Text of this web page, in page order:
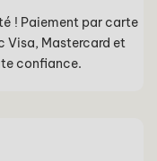
! Paiement par carte
Visa, Mastercard et
confiance.